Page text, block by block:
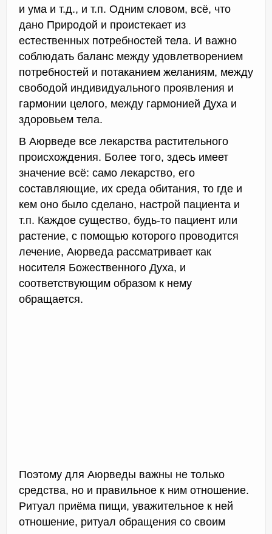
и ума и т.д., и т.п. Одним словом, всё, что
дано Природой и проистекает из
естественных потребностей тела. И важно
соблюдать баланс между удовлетворением
потребностей и потаканием желаниям, между
свободой индивидуального проявления и
гармонии целого, между гармонией Духа и
здоровьем тела.
В Аюрведе все лекарства растительного
происхождения. Более того, здесь имеет
значение всё: само лекарство, его
составляющие, их среда обитания, то где и
кем оно было сделано, настрой пациента и
т.п. Каждое существо, будь-то пациент или
растение, с помощью которого проводится
лечение, Аюрведа рассматривает как
носителя Божественного Духа, и
соответствующим образом к нему
обращается.
Поэтому для Аюрведы важны не только
средства, но и правильное к ним отношение.
Ритуал приёма пищи, уважительное к ней
отношение, ритуал обращения со своим